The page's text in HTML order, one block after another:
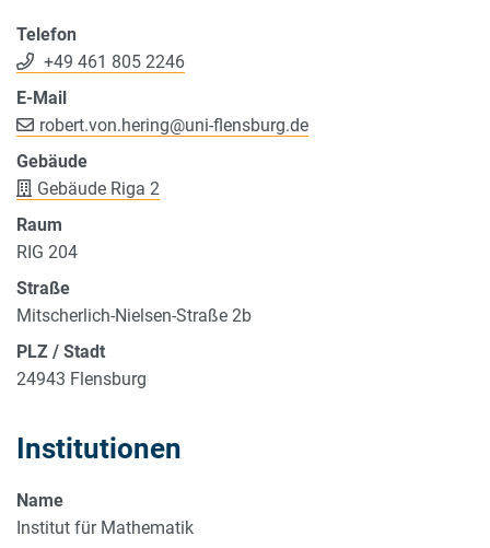
Telefon
+49 461 805 2246
E-Mail
robert.von.hering@uni-flensburg.de
Gebäude
Gebäude Riga 2
Raum
RIG 204
Straße
Mitscherlich-Nielsen-Straße 2b
PLZ / Stadt
24943 Flensburg
Institutionen
Name
Institut für Mathematik